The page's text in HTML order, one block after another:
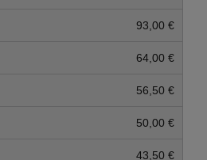
93,00 €
64,00 €
56,50 €
50,00 €
43,50 €